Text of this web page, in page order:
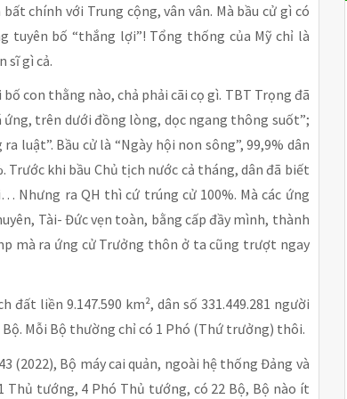
chính với Trung cộng, vân vân. Mà bầu cử gì có
tuyên bố “thắng lợi”! Tổng thống của Mỹ chỉ là
sĩ gì cả.
con thằng nào, chả phải cãi cọ gì. TBT Trọng đã
trên dưới đồng lòng, dọc ngang thông suốt”;
luật”. Bầu cử là “Ngày hội non sông”, 99,9% dân
Trước khi bầu Chủ tịch nước cả tháng, dân đã biết
Nhưng ra QH thì cứ trúng cử 100%. Mà các ứng
Tài- Đức vẹn toàn, bằng cấp đầy mình, thành
mà ra ứng cử Trưởng thôn ở ta cũng trượt ngay
liền 9.147.590 km², dân số 331.449.281 người
Mỗi Bộ thường chỉ có 1 Phó (Thứ trưởng) thôi.
(2022), Bộ máy cai quản, ngoài hệ thống Đảng và
tướng, 4 Phó Thủ tướng, có 22 Bộ, Bộ nào ít